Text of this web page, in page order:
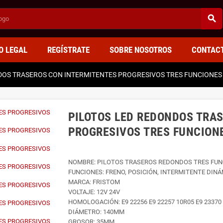
search
LEGAL REGÍSTRATE SOBRE NOSOTROS
TRASEROS CON INTERMITENTES PROGRESIVOS TRES
PILOTOS LED REDONDOS
PROGRESIVOS TRES
NOMBRE: PILOTOS TRASEROS REDONDOS TRES
FUNCIONES: FRENO, POSICIÓN, INTERMITENTE
MARCA: FRISTOM
VOLTAJE: 12V 24V
HOMOLOGACIÓN: E9 22256 E9 22257 10R05 E9
DIÁMETRO: 140MM